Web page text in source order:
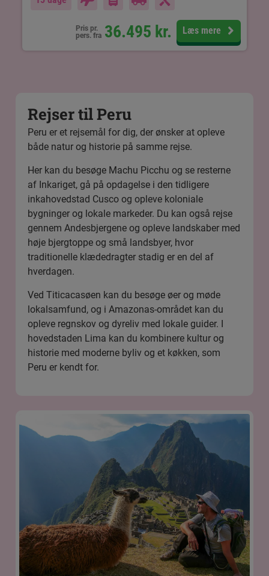
Pris pr.
pers. fra 36.495 kr. Læs mere
Rejser til Peru
Peru er et rejsemål for dig, der ønsker at opleve
både natur og historie på samme rejse.
Her kan du besøge Machu Picchu og se resterne
af Inkariget, gå på opdagelse i den tidligere
inkahovedstad Cusco og opleve koloniale
bygninger og lokale markeder. Du kan også rejse
gennem Andesbjergene og opleve landskaber med
høje bjergtoppe og små landsbyer, hvor
traditionelle klædedragter stadig er en del af
hverdagen.
Ved Titicacasøen kan du besøge øer og møde
lokalsamfund, og iAmazonas-området kan du
opleve regnskov og dyreliv med lokale guider. I
hovedstaden Lima kan du kombinere kultur og
historie med moderne byliv og et køkken, som
Peru er kendt for.